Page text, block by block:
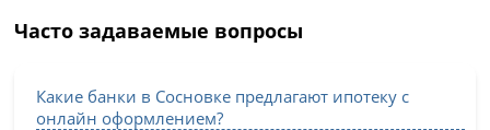
Часто задаваемые вопросы
Какие банки в Сосновке предлагают ипотеку с
онлайн оформлением?